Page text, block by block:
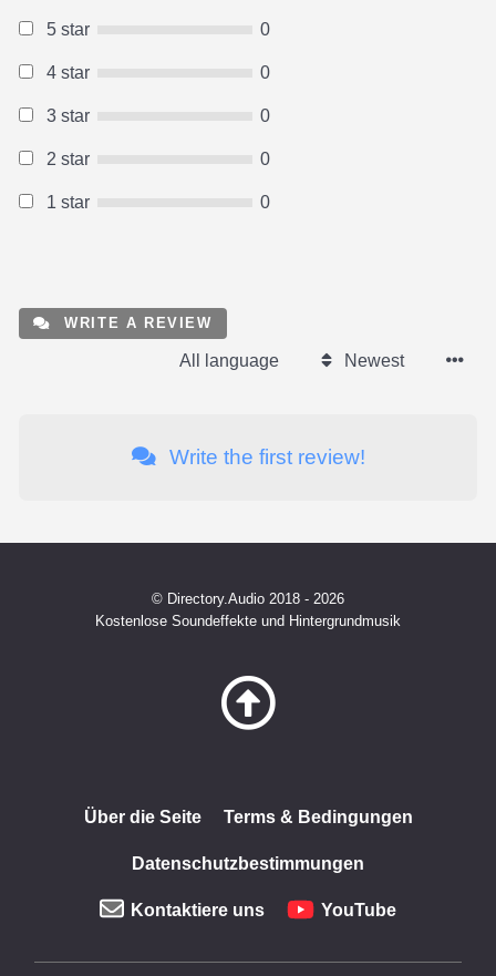
5 star 0
4 star 0
3 star 0
2 star 0
1 star 0
WRITE A REVIEW
All language Newest
Write the first review!
© Directory.Audio 2018 - 2026
Kostenlose Soundeffekte und Hintergrundmusik
Über die Seite Terms & Bedingungen
Datenschutzbestimmungen
Kontaktiere uns YouTube